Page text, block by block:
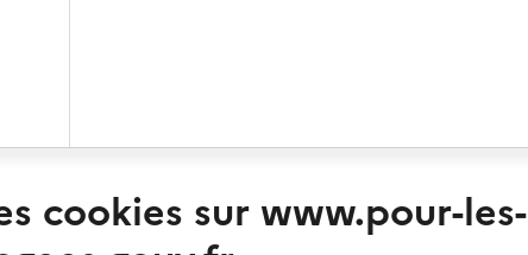
cookies sur www.pour-les-